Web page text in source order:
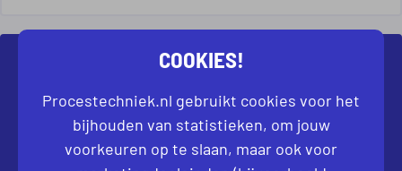
NIET DIRECT JOUW IDEALE VACATURE
GEVONDEN?
Laat ons weten welke baan je zoekt. Dan kijken
we samen naar de mogelijkheden.
COOKIES!
Procestechniek.nl gebruikt cookies voor het
bijhouden van statistieken, om jouw
voorkeuren op te slaan, maar ook voor